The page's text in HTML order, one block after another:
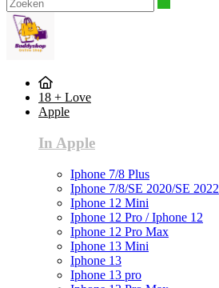
18 + Love
Apple
In Apple
Iphone 7/8 Plus
Iphone 7/8/SE 2020/SE 2022
Iphone 12 Mini
Iphone 12 Pro / Iphone 12
Iphone 12 Pro Max
Iphone 13 Mini
Iphone 13
Iphone 13 pro